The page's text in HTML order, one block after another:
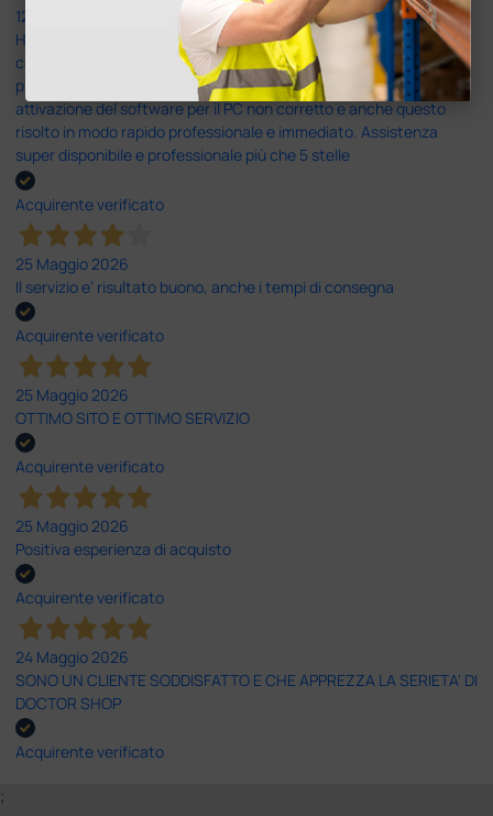
12 Giugno 2026
Ho avuto un problema con la consegna, il pacco non è stato
consegnato ma messo in giacenza. Il problema è stato
prontamente risolto dal servizio clienti. Altro problema il codice di
attivazione del software per il PC non corretto e anche questo
risolto in modo rapido professionale e immediato. Assistenza
super disponibile e professionale più che 5 stelle
Acquirente verificato
25 Maggio 2026
Il servizio e’ risultato buono, anche i tempi di consegna
Acquirente verificato
25 Maggio 2026
OTTIMO SITO E OTTIMO SERVIZIO
Acquirente verificato
25 Maggio 2026
Positiva esperienza di acquisto
Acquirente verificato
24 Maggio 2026
SONO UN CLIENTE SODDISFATTO E CHE APPREZZA LA SERIETA' DI
DOCTOR SHOP
Acquirente verificato
;